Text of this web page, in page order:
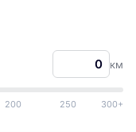
км
200 250 300+